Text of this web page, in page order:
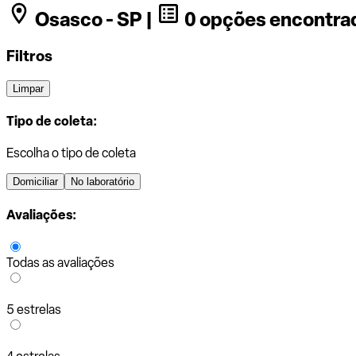
Osasco - SP | 0 opções
Filtros
Limpar
Tipo de coleta:
Escolha o tipo de coleta
Domiciliar No laboratório
Avaliações:
Todas as avaliações
5 estrelas